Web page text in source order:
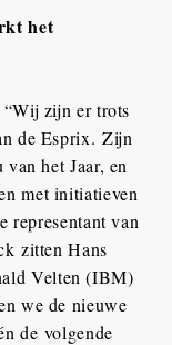
het
zijn er trots
de Esprix. Zijn
het Jaar, en
met initiatieven
representant van
zitten Hans
Velten (IBM)
we de nieuwe
de volgende